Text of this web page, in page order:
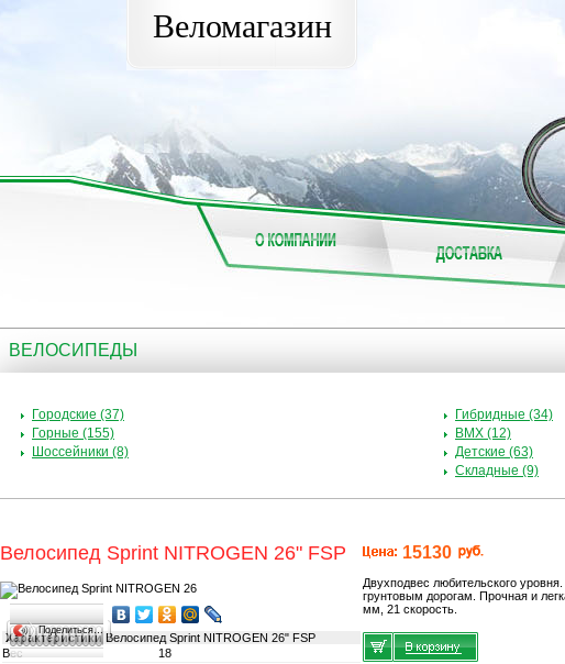
Веломагазин
ВЕЛОСИПЕДЫ
Городские (37)
Горные (155)
Шоссейники (8)
Гибридные (34)
BMX (12)
Детские (63)
Складные (9)
Велосипед Sprint NITROGEN 26" FSP
Поделиться…
ХарактеристикиВелосипед Sprint NITROGEN 26" FSP
Вес
18
15130
Двухподвес любительского
грунтовым дорогам. Прочная и
мм, 21 скорость.